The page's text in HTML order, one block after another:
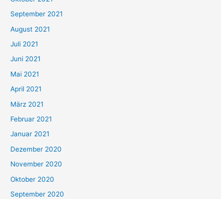
n
n
a
c
h
:
September 2021
August 2021
Juli 2021
Juni 2021
Mai 2021
April 2021
März 2021
Februar 2021
Januar 2021
Dezember 2020
November 2020
Oktober 2020
September 2020